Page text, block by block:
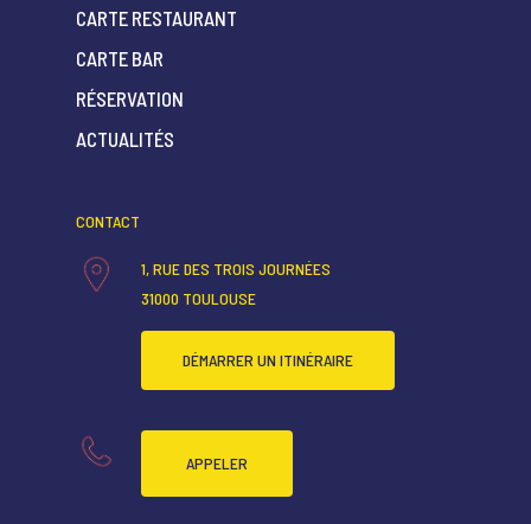
CARTE RESTAURANT
CARTE BAR
RÉSERVATION
ACTUALITÉS
CONTACT
1, RUE DES TROIS JOURNÉES
31000 TOULOUSE
DÉMARRER UN ITINÉRAIRE
APPELER
RÉSERVATION
ACTUALITÉS